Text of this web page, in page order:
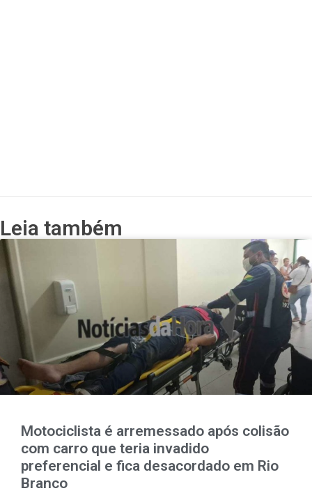
Leia também
Motociclista é arremessado após colisão
com carro que teria invadido
preferencial e fica desacordado em Rio
Branco